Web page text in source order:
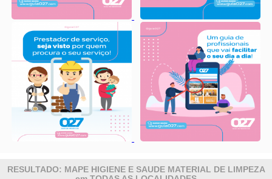
RESULTADO: MAPE HIGIENE E SAUDE MATERIAL DE LIMPEZA